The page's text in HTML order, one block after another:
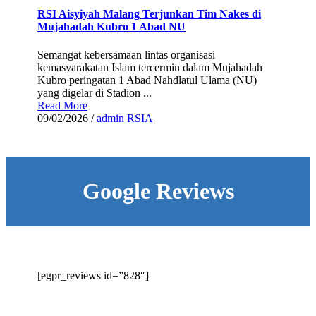
RSI Aisyiyah Malang Terjunkan Tim Nakes di
Mujahadah Kubro 1 Abad NU
Semangat kebersamaan lintas organisasi
kemasyarakatan Islam tercermin dalam Mujahadah
Kubro peringatan 1 Abad Nahdlatul Ulama (NU)
yang digelar di Stadion ...
Read More
09/02/2026 /admin RSIA
Google Reviews
[egpr_reviews id=”828″]